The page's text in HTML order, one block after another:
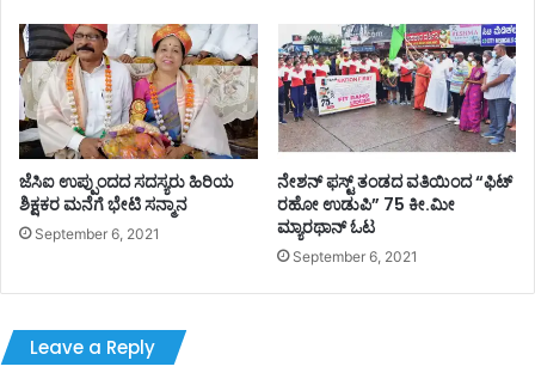
ಜೆಸಿಐ ಉಪ್ಪುಂದದ ಸದಸ್ಯರು ಹಿರಿಯ
ಶಿಕ್ಷಕರ ಮನೆಗೆ ಭೇಟಿ ಸನ್ಮಾನ
September 6, 2021
ನೇಶನ್ ಫಸ್ಟ್ ತಂಡದ ವತಿಯಿಂದ “ಫಿಟ್
ರಹೋ ಉಡುಪಿ” 75 ಕೀ.ಮೀ
ಮ್ಯಾರಥಾನ್ ಓಟ
September 6, 2021
Leave a Reply